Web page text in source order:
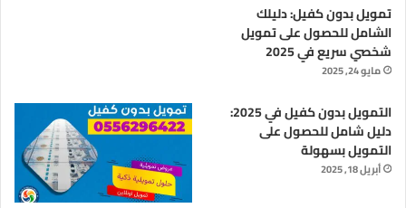
تمويل بدون كفيل: دليلك
الشامل للحصول على تمويل
شخصي سريع في 2025
مايو 24, 2025
التمويل بدون كفيل في 2025:
دليل شامل للحصول على
التمويل بسهولة
أبريل 18, 2025